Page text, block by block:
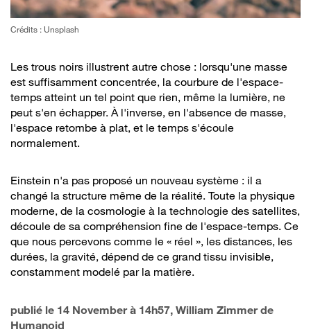
Crédits : Unsplash
Les trous noirs illustrent autre chose : lorsqu'une masse
est suffisamment concentrée, la courbure de l'espace-
temps atteint un tel point que rien, même la lumière, ne
peut s'en échapper. À l'inverse, en l'absence de masse,
l'espace retombe à plat, et le temps s'écoule
normalement.
Einstein n'a pas proposé un nouveau système : il a
changé la structure même de la réalité. Toute la physique
moderne, de la cosmologie à la technologie des satellites,
découle de sa compréhension fine de l'espace-temps. Ce
que nous percevons comme le « réel », les distances, les
durées, la gravité, dépend de ce grand tissu invisible,
constamment modelé par la matière.
publié le 14 November à 14h57, William Zimmer de
Humanoid